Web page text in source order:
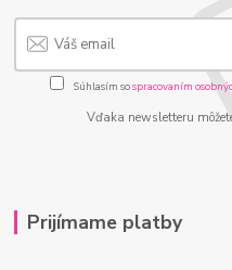
Súhlasím sospracovaním
Vďaka newsletteru
Prijímame platby